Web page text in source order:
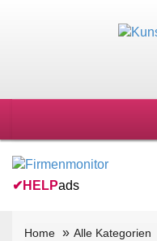
✔ HELPads
Home Alle Kategorien